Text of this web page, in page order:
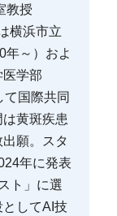
教授
横浜市立
年～）およ
学部
国際共同
黄斑疾患
願。スタ
年に発表
ト」に選
してAI技